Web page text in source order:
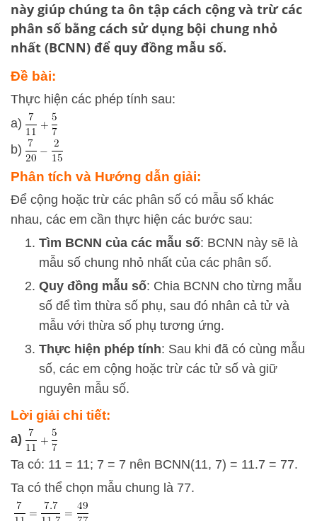
này giúp chúng ta ôn tập cách cộng và trừ các
phân sốbằng cách sử dụng bội chung nhỏ
nhất (BCNN) để quy đồng mẫu số.
Đề bài:
Thực hiện các phép tính sau:
a)
b)
Phân tích và Hướng dẫn giải:
Để cộng hoặc trừ các phân số có mẫu số khác
nhau, các em cần thực hiện các bước sau:
Tìm BCNN của các mẫu số: BCNN này sẽ là
mẫu số chung nhỏ nhất của các phân số.
Quy đồng mẫu số: Chia BCNN cho từng mẫu
số để tìm thừa số phụ, sau đó nhân cả tử và
mẫu với thừa số phụ tương ứng.
Thực hiện phép tính: Sau khi đã có cùng mẫu
số, các em cộng hoặc trừ các tử số và giữ
nguyên mẫu số.
Lời giải chi tiết:
a)
Ta có: 11 = 11; 7 = 7 nên BCNN(11, 7) = 11.7 = 77.
Ta có thể chọn mẫu chung là 77.